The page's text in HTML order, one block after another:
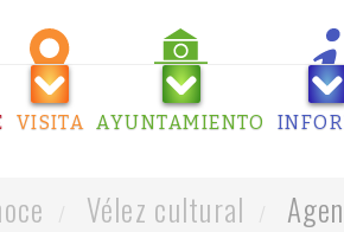
VISITA AYUNTAMIENTO
Vélez cultural